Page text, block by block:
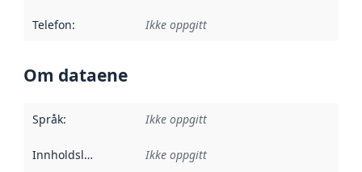
Telefon: Ikke oppgitt
Om dataene
Språk: Ikke oppgitt
Innholdsleverandører :
Ikke oppgitt